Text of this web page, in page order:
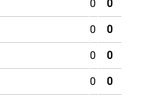
0 0
0 0
0 0
0 0